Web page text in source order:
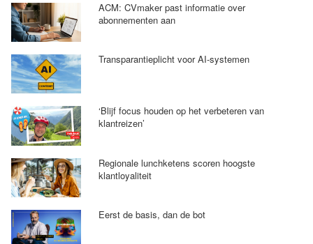
ACM: CVmaker past informatie over
abonnementen aan
Transparantieplicht voor AI-systemen
‘Blijf focus houden op het verbeteren van
klantreizen’
Regionale lunchketens scoren hoogste
klantloyaliteit
Eerst de basis, dan de bot